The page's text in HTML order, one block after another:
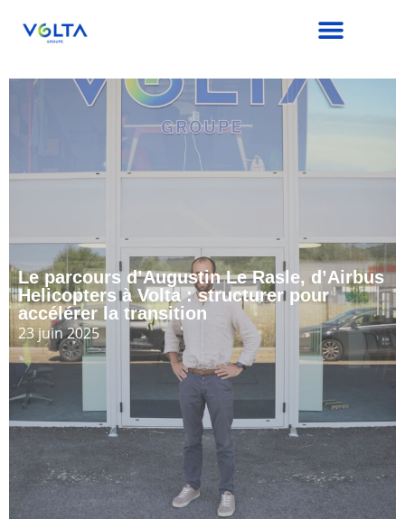
Le parcours d’Augustin Le Rasle, d’Airbus
Helicopters à Volta : structurer pour
accélérer la transition
23 juin 2025